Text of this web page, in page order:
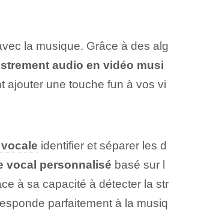
la musique. Grâce à des alg
audio en vidéo musi
ajouter une touche fun à vos vi
identifier et séparer les d
vocal personnalisé basé sur l
à sa capacité à détecter la str
parfaitement à la musiq